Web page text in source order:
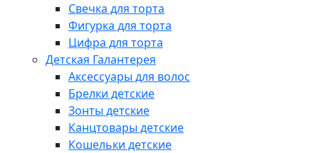
Свечка для торта
Фигурка для торта
Цифра для торта
Детская Галантерея
Аксессуары для волос
Брелки детские
Зонты детские
Канцтовары детские
Кошельки детские